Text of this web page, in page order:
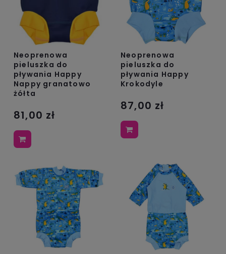
Neoprenowa
pieluszka do
pływania Happy
Nappy granatowo
żółta
81,00 zł
Neoprenowa
pieluszka do
pływania Happy
Krokodyle
87,00 zł